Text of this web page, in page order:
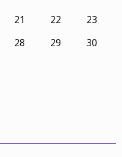
21 22
23
28 29
30